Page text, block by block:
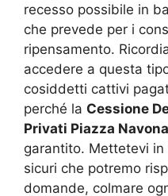
recesso possibile in
che prevede per i
ripensamento.
accedere a questa
cosiddetti cattivi
perché la Cessione
Privati Piazza
garantito. Mettetevi
sicuri che potremo
domande, colmare